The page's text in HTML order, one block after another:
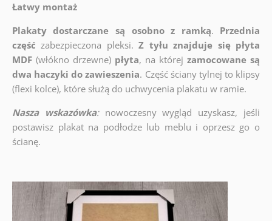
Łatwy montaż
Plakaty dostarczane są osobno z ramką. Przednia
część zabezpieczona pleksi. Z tyłu znajduje się płyta
MDF (włókno drzewne) płyta, na której zamocowane są
dwa haczyki do zawieszenia. Część ściany tylnej to klipsy
(flexi kolce), które służą do uchwycenia plakatu w ramie.
Nasza wskazówka:nowoczesny wygląd uzyskasz, jeśli
postawisz plakat na podłodze lub meblu i oprzesz go o
ścianę.